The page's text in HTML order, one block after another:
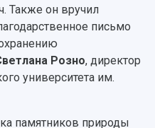
Также он вручил
письмо
Розно, директор
университета им.
памятников природы